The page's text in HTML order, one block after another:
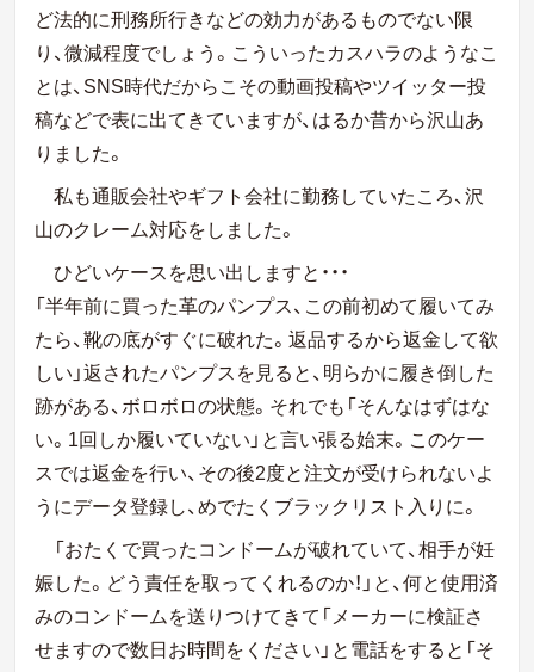
ど法的に刑務所行きなどの効力があるものでない限
り、微減程度でしょう。こういったカスハラのようなこ
とは、SNS時代だからこその動画投稿やツイッター投
稿などで表に出てきていますが、はるか昔から沢山あ
りました。
私も通販会社やギフト会社に勤務していたころ、沢
山のクレーム対応をしました。
ひどいケースを思い出しますと・・・
「半年前に買った革のパンプス、この前初めて履いてみ
たら、靴の底がすぐに破れた。返品するから返金して欲
しい」返されたパンプスを見ると、明らかに履き倒した
跡がある、ボロボロの状態。それでも「そんなはずはな
い。1回しか履いていない」と言い張る始末。このケー
スでは返金を行い、その後2度と注文が受けられないよ
うにデータ登録し、めでたくブラックリスト入りに。
「おたくで買ったコンドームが破れていて、相手が妊
娠した。どう責任を取ってくれるのか！」と、何と使用済
みのコンドームを送りつけてきて「メーカーに検証さ
せますので数日お時間をください」と電話をすると「そ